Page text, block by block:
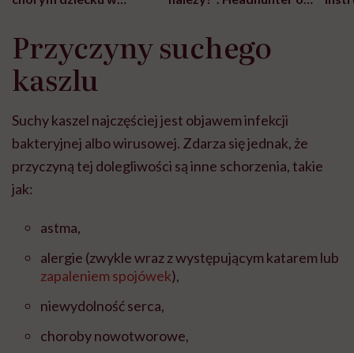
może chyba tylko
głupota i brak
wyobraźni"
pracy
Przyczyny suchego
kaszlu
Suchy kaszel najczęściej jest objawem infekcji
bakteryjnej albo wirusowej. Zdarza się jednak, że
przyczyną tej dolegliwości są inne schorzenia, takie
jak:
astma,
alergie (zwykle wraz z występującym katarem lub
zapaleniem spojówek),
niewydolność serca,
choroby nowotworowe,